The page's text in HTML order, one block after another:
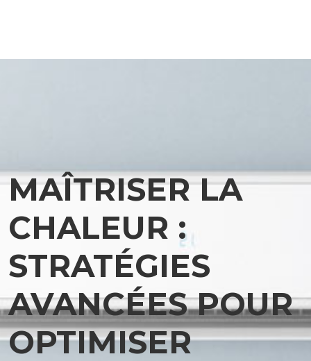
MAÎTRISER LA
CHALEUR :
STRATÉGIES
AVANCÉES POUR
OPTIMISER